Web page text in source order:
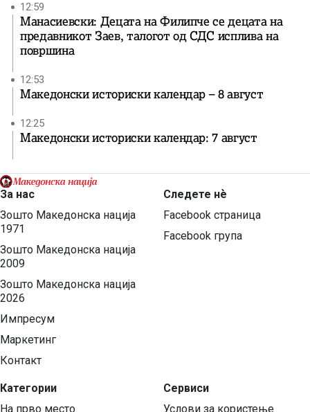
12:59
Манасиевски: Децата на Филипче се децата на
предавникот Заев, талогот од СДС исплива на
површина
12:53
Македонски историски календар – 8 август
12:25
Македонски историски календар: 7 август
За нас
Зошто Македонска нација
1971
Зошто Македонска нација
2009
Зошто Македонска нација
2026
Импресум
Маркетинг
Контакт
Категории
На прво место
Следете нѐ
Facebook страница
Facebook група
Сервиси
Услови за користење